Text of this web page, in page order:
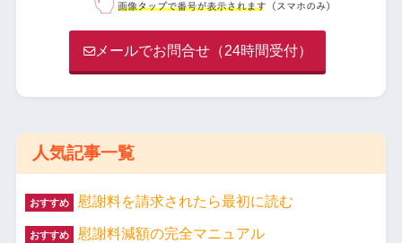
メールでお問合せ（24時間受付）
人気記事一覧
おすすめ 慰謝料を請求されたら最初に読む
おすすめ 慰謝料減額の完全マニュアル